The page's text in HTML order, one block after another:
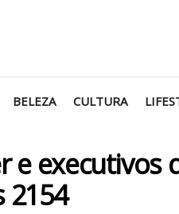
BELEZA CULTURA
e executivos
2154